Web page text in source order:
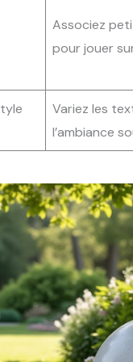
Associez
pour jouer
Variez les
l’ambiance